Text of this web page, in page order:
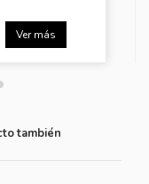
Ver más
también